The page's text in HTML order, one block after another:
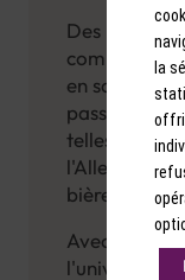
Des bières
comme les
en saveurs
passant par
telles que
l'Allemagne
bières pour
dégustez
découvrez
Avec
l'univers de
la